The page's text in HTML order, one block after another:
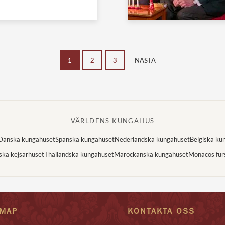
1 2 3 NÄSTA
VÄRLDENS KUNGAHUS
kungahusetSpanska kungahusetNederländska kungahusetBelgiska
kejsarhusetThailändska kungahusetMarockanska kungahusetMonacos
KONTAKTA OSS